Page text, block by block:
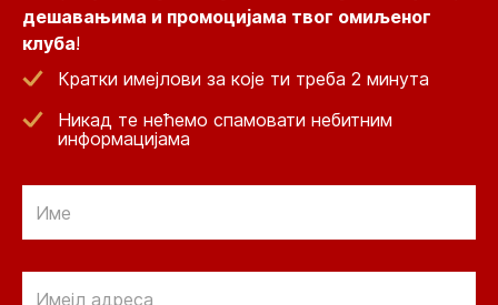
дешавањима и промоцијама твог омиљеног
клуба!
Кратки имејлови за које ти треба 2 минута
Никад те нећемо спамовати небитним
информацијама